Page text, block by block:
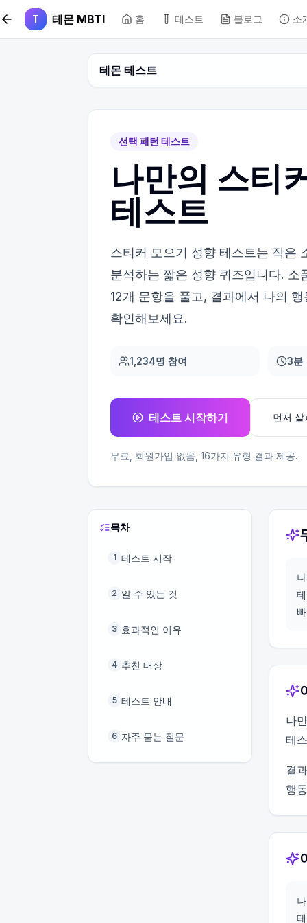
본문 바로가기
T 테몬 MBTI 홈 테스트 블로그 소
테몬 테스트
선택 패턴 테스트
나만의 스티
테스트
스티커 모으기 성향 테스트는 작은
분석하는 짧은 성향 퀴즈입니다.
12개 문항을 풀고, 결과에서 나의
확인해보세요.
1,234명 참여 3분
테스트 시작하기 먼저 살
무료, 회원가입 없음, 16가지 유형 결과 제공.
목차
1 테스트 시작
2 알 수 있는 것
3 효과적인 이유
4 추천 대상
5 테스트 안내
6 자주 묻는 질문
나
테
결
행